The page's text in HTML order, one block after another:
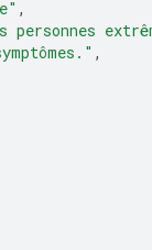
,
personnes
,